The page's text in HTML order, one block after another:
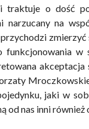
o dość
na
w
akceptacja
jaki w
od nas inni